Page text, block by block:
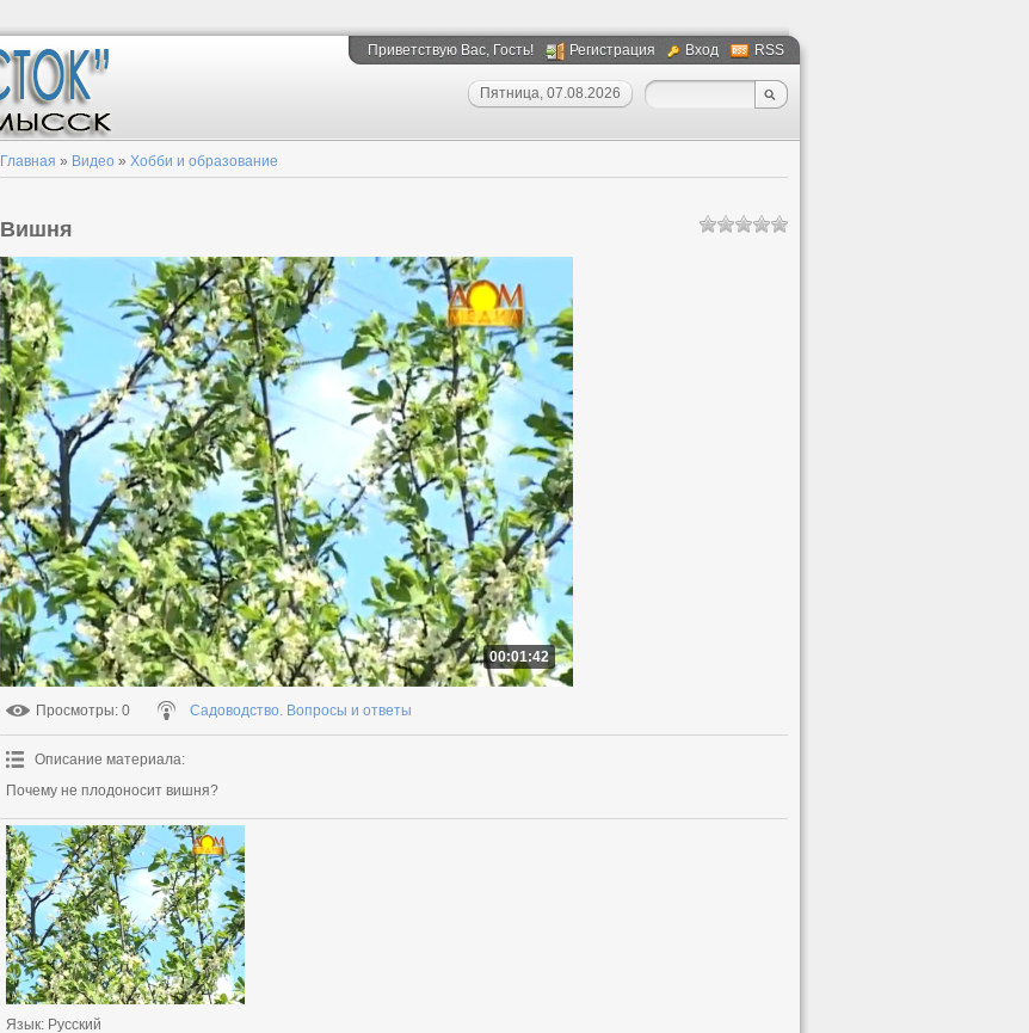
Приветствую Вас, Гость! Регистрация Вход RSS
Пятница, 07.08.2026
Главная » Видео » Хобби и образование
Вишня
00:01:42
Просмотры: 0 Садоводство. Вопросы и ответы
Описание материала:
Почему не плодоносит вишня?
Язык: Русский